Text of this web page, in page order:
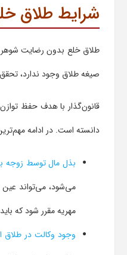
شرایط طلاق
طلاق خلع بدون رضایت شوهر
صیغه طلاق وجود ندارد،
قانون‌گذار با هدف حفظ
دانسته است. در ادامه
بذل مال توسط زوجه
می‌شود، می‌تواند عین
مهریه مقرر شود که
وجود وکالت در